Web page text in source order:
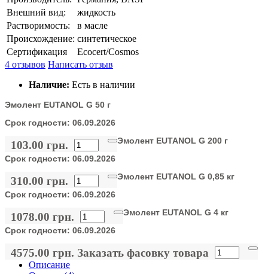
Внешний вид:
жидкость
Растворимость:
в масле
Происхождение: синтетическое
Сертификация
Ecocert/Cosmos
4 отзывов Написать отзыв
Наличие: Есть в наличии
Эмолент EUTANOL G 50 г
Срок годности: 06.09.2026
103.00 грн.
Эмолент EUTANOL G 200 г
Срок годности: 06.09.2026
310.00 грн.
Эмолент EUTANOL G 0,85 кг
Срок годности: 06.09.2026
1078.00 грн.
Эмолент EUTANOL G 4 кг
Срок годности: 06.09.2026
4575.00 грн. Заказать фасовку товара
Описание